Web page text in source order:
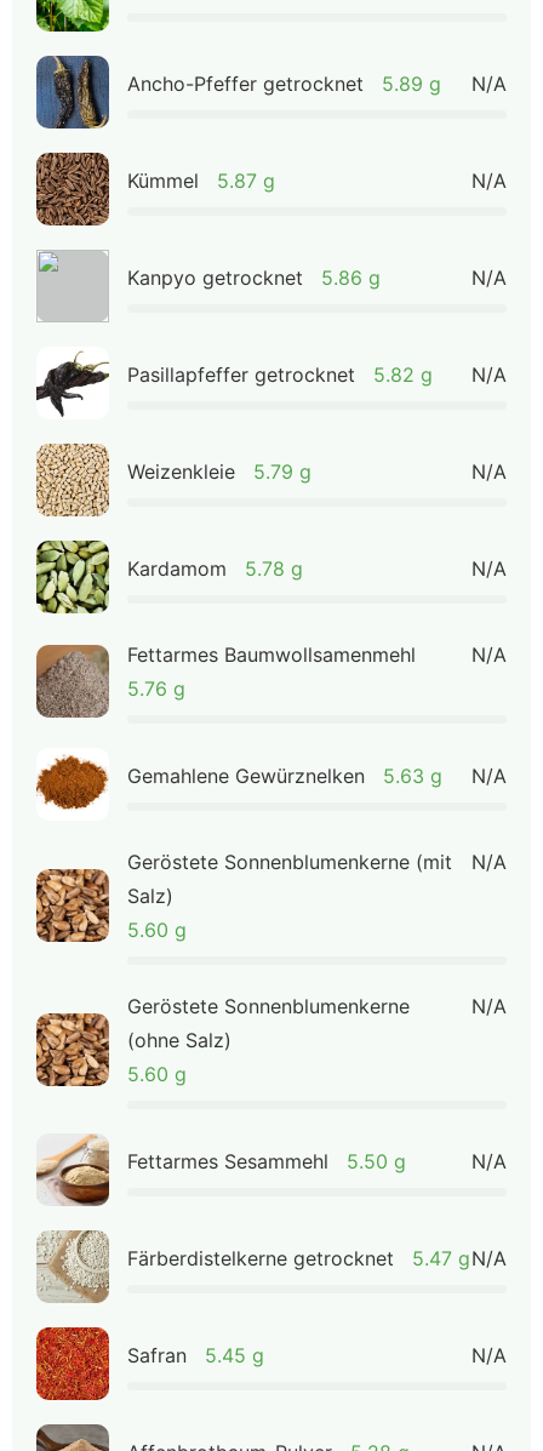
Ancho-Pfeffer getrocknet 5.89 g N/A
Kümmel 5.87 g N/A
Kanpyo getrocknet 5.86 g N/A
Pasillapfeffer getrocknet 5.82 g N/A
Weizenkleie 5.79 g N/A
Kardamom 5.78 g N/A
Fettarmes Baumwollsamenmehl
5.76 g
N/A
Gemahlene Gewürznelken 5.63 g N/A
Geröstete Sonnenblumenkerne (mit
Salz)
5.60 g
N/A
Geröstete Sonnenblumenkerne
(ohne Salz)
5.60 g
N/A
Fettarmes Sesammehl 5.50 g N/A
Färberdistelkerne getrocknet 5.47 gN/A
Safran 5.45 g N/A